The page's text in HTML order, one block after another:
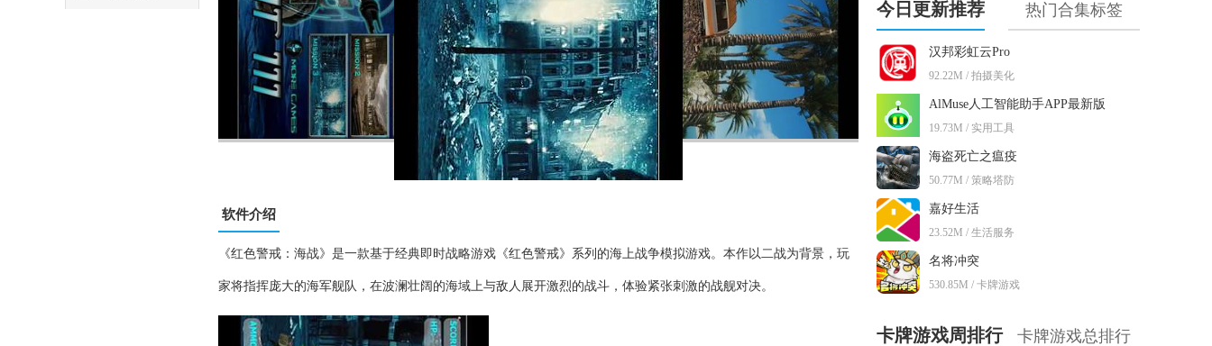
软件介绍
《红色警戒：海战》是一款基于经典即时战略游戏《红色警戒》系列的海上战争模拟游戏。本作以二战为背景，玩
家将指挥庞大的海军舰队，在波澜壮阔的海域上与敌人展开激烈的战斗，体验紧张刺激的战舰对决。
今日更新推荐 热门合集标签
汉邦彩虹云Pro
92.22M / 拍摄美化
AlMuse人工智能助手APP最新版
19.73M / 实用工具
海盗死亡之瘟疫
50.77M / 策略塔防
嘉好生活
23.52M / 生活服务
名将冲突
530.85M / 卡牌游戏
卡牌游戏周排行 卡牌游戏总排行